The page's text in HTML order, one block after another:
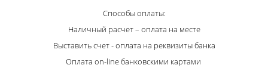
Способы оплаты:
Наличный расчет – оплата на месте
Выставить счет - оплата на реквизиты банка
Оплата on-line банковскими картами